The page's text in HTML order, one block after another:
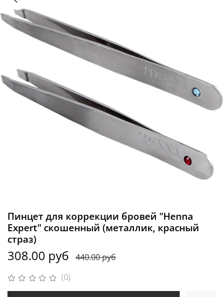
(0)
Пинцет для коррекции бровей "Henna
Expert" скошенный (металлик, красный
страз)
308.00 руб 440.00 руб